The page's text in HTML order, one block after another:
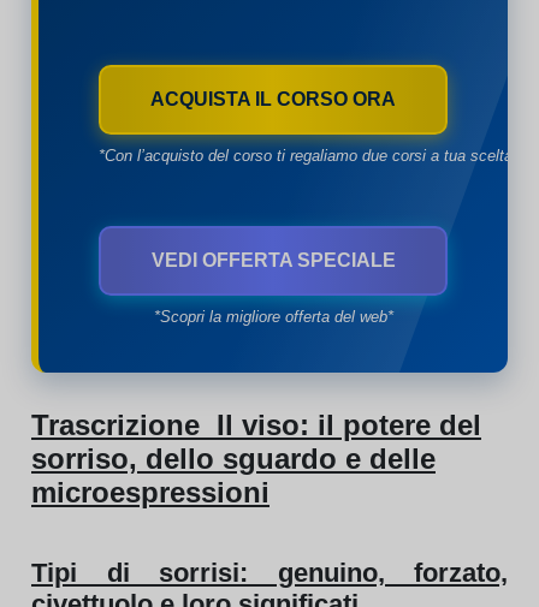
ACQUISTA IL CORSO ORA
*Con l’acquisto del corso ti regaliamo due corsi a tua scelta*
VEDI OFFERTA SPECIALE
*Scopri la migliore offerta del web*
Trascrizione Il viso: il potere del
sorriso, dello sguardo e delle
microespressioni
Tipi di sorrisi: genuino, forzato,